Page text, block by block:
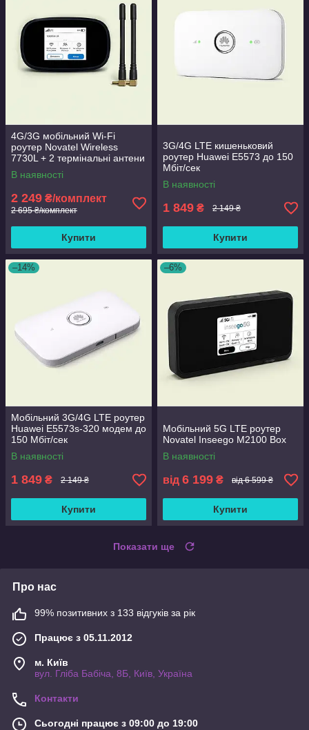
4G/3G мобільний Wi-Fi
роутер Novatel Wireless
7730L + 2 термінальні антени
3 Дб
В наявності
2 249 ₴/комплект
2 695 ₴/комплект
Купити
3G/4G LTE кишеньковий
роутер Huawei E5573 до 150
Мбіт/сек
В наявності
1 849 ₴ 2 149 ₴
Купити
–14%
Мобільний 3G/4G LTE роутер
Huawei E5573s-320 модем до
150 Мбіт/сек
В наявності
1 849 ₴ 2 149 ₴
Купити
–6%
Мобільний 5G LTE роутер
Novatel Inseego M2100 Box
В наявності
від 6 199 ₴ від 6 599 ₴
Купити
Показати ще
Про нас
99% позитивних з 133 відгуків за рік
Працює з 05.11.2012
м. Київ
вул. Гліба Бабіча, 8Б, Київ, Україна
Контакти
Сьогодні працює з 09:00 до 19:00